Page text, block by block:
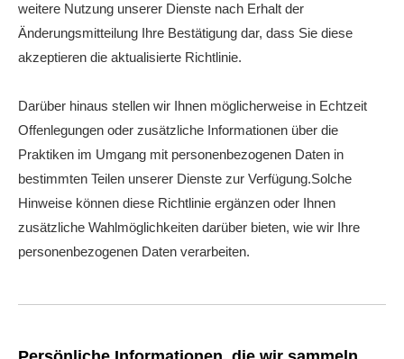
weitere Nutzung unserer Dienste nach Erhalt der
Änderungsmitteilung Ihre Bestätigung dar, dass Sie diese
akzeptieren die aktualisierte Richtlinie.
Darüber hinaus stellen wir Ihnen möglicherweise in Echtzeit
Offenlegungen oder zusätzliche Informationen über die
Praktiken im Umgang mit personenbezogenen Daten in
bestimmten Teilen unserer Dienste zur Verfügung.Solche
Hinweise können diese Richtlinie ergänzen oder Ihnen
zusätzliche Wahlmöglichkeiten darüber bieten, wie wir Ihre
personenbezogenen Daten verarbeiten.